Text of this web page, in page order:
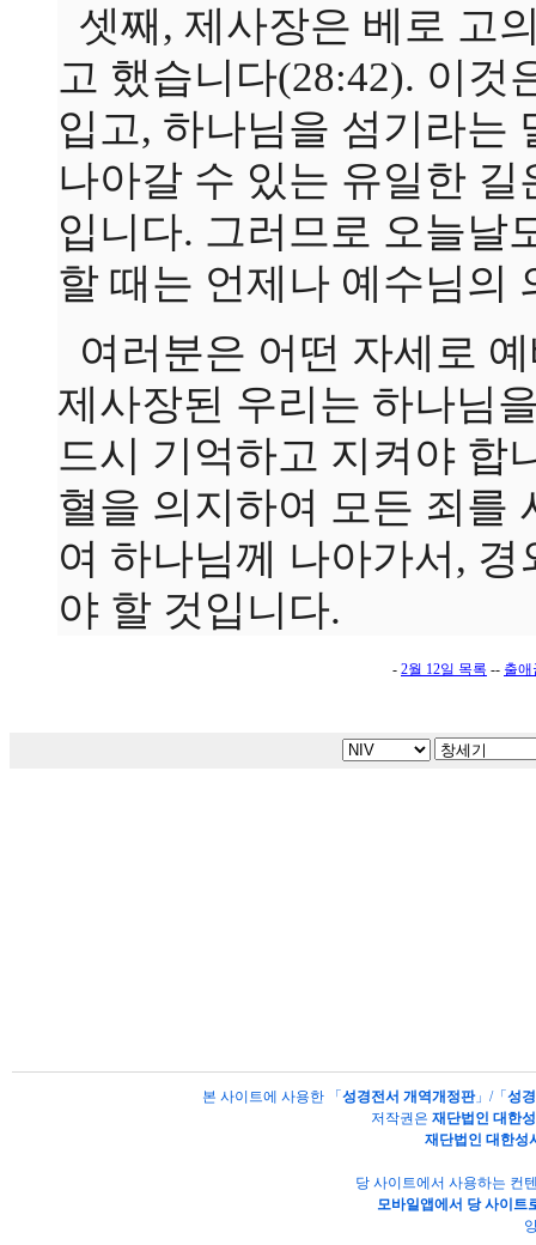
셋째, 제사장은 베로 고
고 했습니다(28:42). 이것
입고, 하나님을 섬기라는
나아갈 수 있는 유일한
입니다. 그러므로 오늘날
할 때는 언제나 예수님의
여러분은 어떤 자세로
제사장된 우리는 하나님
드시 기억하고 지켜야 합
혈을 의지하여 모든 죄를
여 하나님께 나아가서,
야 할 것입니다.
- 2월 12일 목록 -- 출애
본 사이트에 사용한 「 성경전서 개역개정판」/「 성
저작권은 재단법인 대한
재단법인 대한성
당 사이트에서 사용하는 컨
모바일앱에서 당 사이트